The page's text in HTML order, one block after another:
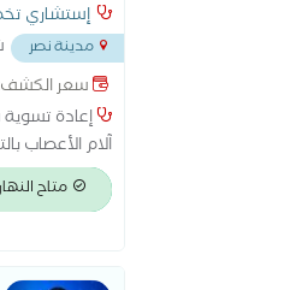
إستشاري
مدينة نصر
سعر
إعادة
آلام الأعصاب
الركبة عملية
متاح النهاردة